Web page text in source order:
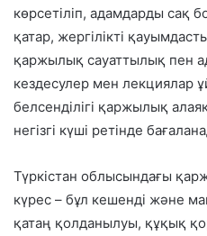
көрсетіліп, адамдарды сақ
қатар, жергілікті
қаржылық сауаттылық пен
кездесулер мен лекциялар
белсенділігі қаржылық
негізгі күші ретінде
Түркістан облысындағы
күрес – бұл кешенді және
қатаң қолданылуы, құқық